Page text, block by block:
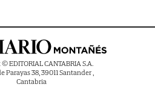
EDITORIAL CANTABRIA S.A.
Parayas 38, 39011 Santander ,
Cantabria